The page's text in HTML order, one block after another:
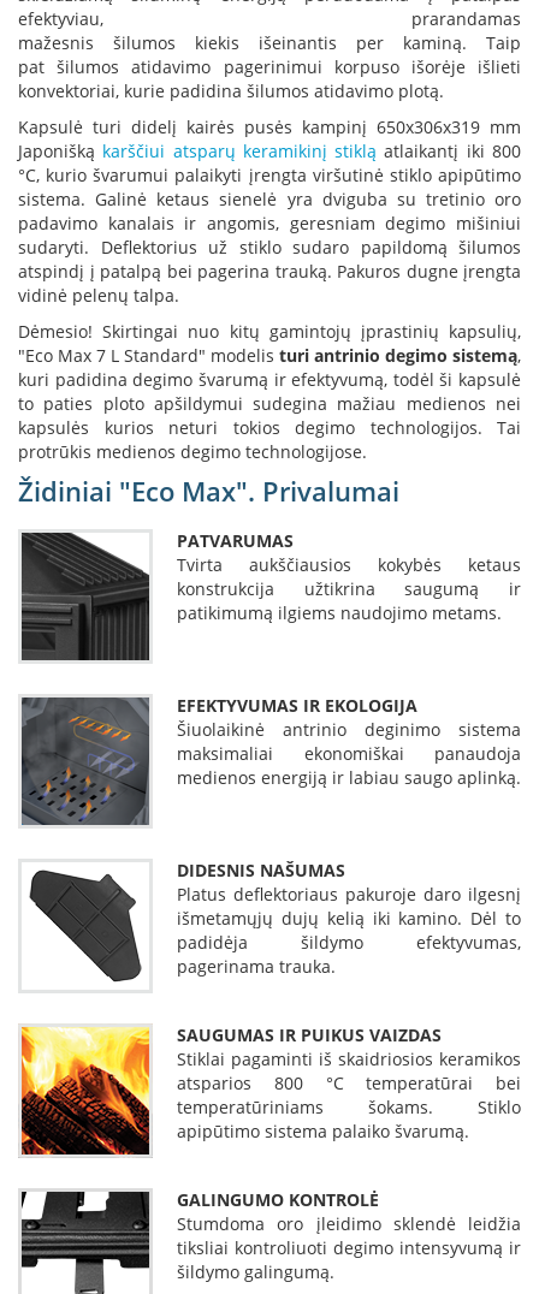
e
k
t
r
i
n
i
a
i
ž
i
d
i
n
a
i
O
r
t
a
k
i
a
r
r
a
g
a
K
a
r
t
o
e
n
t
i
l
i
a
t
o
i
a
i
efektyviau, prarandamas
mažesnis šilumos kiekis išeinantis per kaminą. Taip
pat šilumos atidavimo pagerinimui korpuso išorėje išlieti
konvektoriai, kurie padidina šilumos atidavimo plotą.
Kapsulė turi didelį kairės pusės kampinį 650x306x319 mm
Japonišką karščiui atsparų keramikinį stiklą atlaikantį iki 800
°C, kurio švarumui palaikyti įrengta viršutinė stiklo apipūtimo
sistema. Galinė ketaus sienelė yra dviguba su tretinio oro
padavimo kanalais ir angomis, geresniam degimo mišiniui
sudaryti. Deflektorius už stiklo sudaro papildomą šilumos
atspindį į patalpą bei pagerina trauką. Pakuros dugne įrengta
vidinė pelenų talpa.
Dėmesio! Skirtingai nuo kitų gamintojų įprastinių kapsulių,
"Eco Max 7 L Standard" modelis turi antrinio degimo sistemą,
kuri padidina degimo švarumą ir efektyvumą, todėl ši kapsulė
to paties ploto apšildymui sudegina mažiau medienos nei
kapsulės kurios neturi tokios degimo technologijos. Tai
protrūkis medienos degimo technologijose.
Židiniai "Eco Max". Privalumai
PATVARUMAS
Tvirta aukščiausios kokybės ketaus
konstrukcija užtikrina saugumą ir
patikimumą ilgiems naudojimo metams.
EFEKTYVUMAS IR EKOLOGIJA
Šiuolaikinė antrinio deginimo sistema
maksimaliai ekonomiškai panaudoja
medienos energiją ir labiau saugo aplinką.
DIDESNIS NAŠUMAS
Platus deflektoriaus pakuroje daro ilgesnį
išmetamųjų dujų kelią iki kamino. Dėl to
padidėja šildymo efektyvumas,
pagerinama trauka.
SAUGUMAS IR PUIKUS VAIZDAS
Stiklai pagaminti iš skaidriosios keramikos
atsparios 800 °C temperatūrai bei
temperatūriniams šokams. Stiklo
apipūtimo sistema palaiko švarumą.
GALINGUMO KONTROLĖ
Stumdoma oro įleidimo sklendė leidžia
tiksliai kontroliuoti degimo intensyvumą ir
šildymo galingumą.